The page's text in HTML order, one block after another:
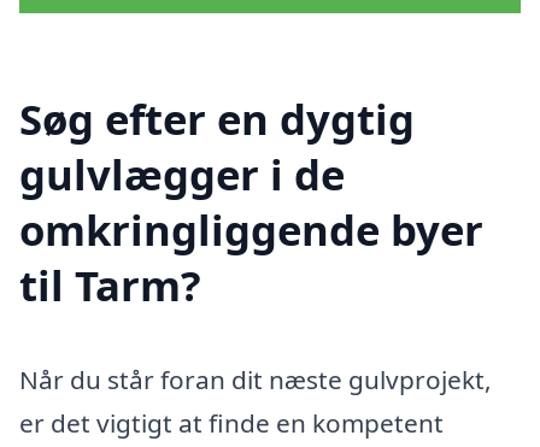
Søg efter en dygtig
gulvlægger i de
omkringliggende byer
til Tarm?
Når du står foran dit næste gulvprojekt,
er det vigtigt at finde en kompetent